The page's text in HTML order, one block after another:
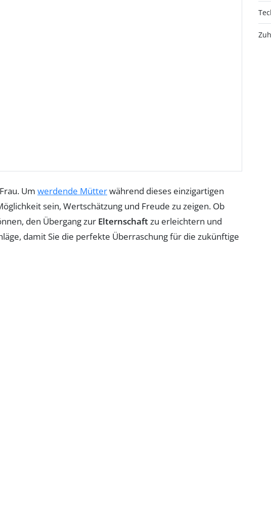
Um werdende Mütterwährend dieses einzigartigen
sein, Wertschätzung und Freude zu zeigen. Ob
den Übergang zur Elternschaftzu erleichtern und
damit Sie die perfekte Überraschung für die zukünftige